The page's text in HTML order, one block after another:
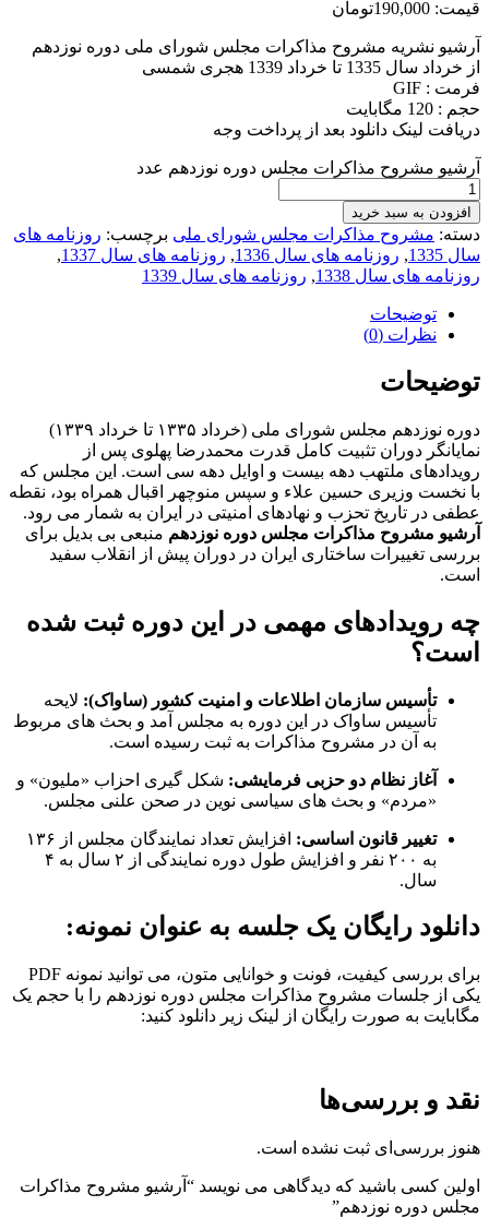
قیمت: 190,000تومان
آرشیو نشریه مشروح مذاکرات مجلس شورای ملی دوره نوزدهم
از خرداد سال 1335 تا خرداد 1339 هجری شمسی
فرمت : GIF
حجم : 120 مگابایت
دریافت لینک دانلود بعد از پرداخت وجه
آرشیو مشروح مذاکرات مجلس دوره نوزدهم عدد
افزودن به سبد خرید
دسته: مشروح مذاکرات مجلس شورای ملی برچسب: روزنامه های
سال 1335
, روزنامه های سال 1336 , روزنامه های سال 1337
,
روزنامه های سال 1338
, روزنامه های سال 1339
توضیحات
نظرات (0)
توضیحات
دوره نوزدهم مجلس شورای ملی (خرداد ۱۳۳۵ تا خرداد ۱۳۳۹)
نمایانگر دوران تثبیت کامل قدرت محمدرضا پهلوی پس از
رویدادهای ملتهب دهه بیست و اوایل دهه سی است. این مجلس که
با نخست وزیری حسین علاء و سپس منوچهر اقبال همراه بود، نقطه
عطفی در تاریخ تحزب و نهادهای امنیتی در ایران به شمار می رود.
آرشیو مشروح مذاکرات مجلس دوره نوزدهم منبعی بی بدیل برای
بررسی تغییرات ساختاری ایران در دوران پیش از انقلاب سفید
است.
چه رویدادهای مهمی در این دوره ثبت شده
است؟
تأسیس سازمان اطلاعات و امنیت کشور (ساواک): لایحه
تأسیس ساواک در این دوره به مجلس آمد و بحث های مربوط
به آن در مشروح مذاکرات به ثبت رسیده است.
آغاز نظام دو حزبی فرمایشی: شکل گیری احزاب «ملیون» و
«مردم» و بحث های سیاسی نوین در صحن علنی مجلس.
تغییر قانون اساسی:
افزایش تعداد نمایندگان مجلس از ۱۳۶
به ۲۰۰ نفر و افزایش طول دوره نمایندگی از ۲ سال به ۴
سال.
دانلود رایگان یک جلسه به عنوان نمونه:
برای بررسی کیفیت، فونت و خوانایی متون، می توانید نمونه PDF
یکی از جلسات مشروح مذاکرات مجلس دوره نوزدهم را با حجم یک
مگابایت به صورت رایگان از لینک زیر دانلود کنید:
نقد و بررسی‌ها
هنوز بررسی‌ای ثبت نشده است.
اولین کسی باشید که دیدگاهی می نویسد “آرشیو مشروح مذاکرات
مجلس دوره نوزدهم”